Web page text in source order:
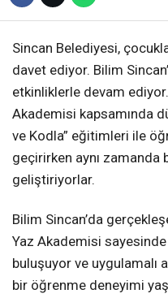
Sincan Belediyesi,
davet ediyor. Bilim
etkinliklerle devam
Akademisi kapsamında
ve Kodla” eğitimleri ile
geçirirken aynı zamanda
geliştiriyorlar.
Bilim Sincan’da
Yaz Akademisi
buluşuyor ve uygulamalı
bir öğrenme deneyimi